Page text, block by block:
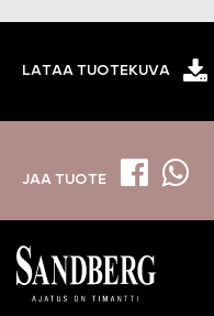
LATAA TUOTEKUVA
JAA TUOTE